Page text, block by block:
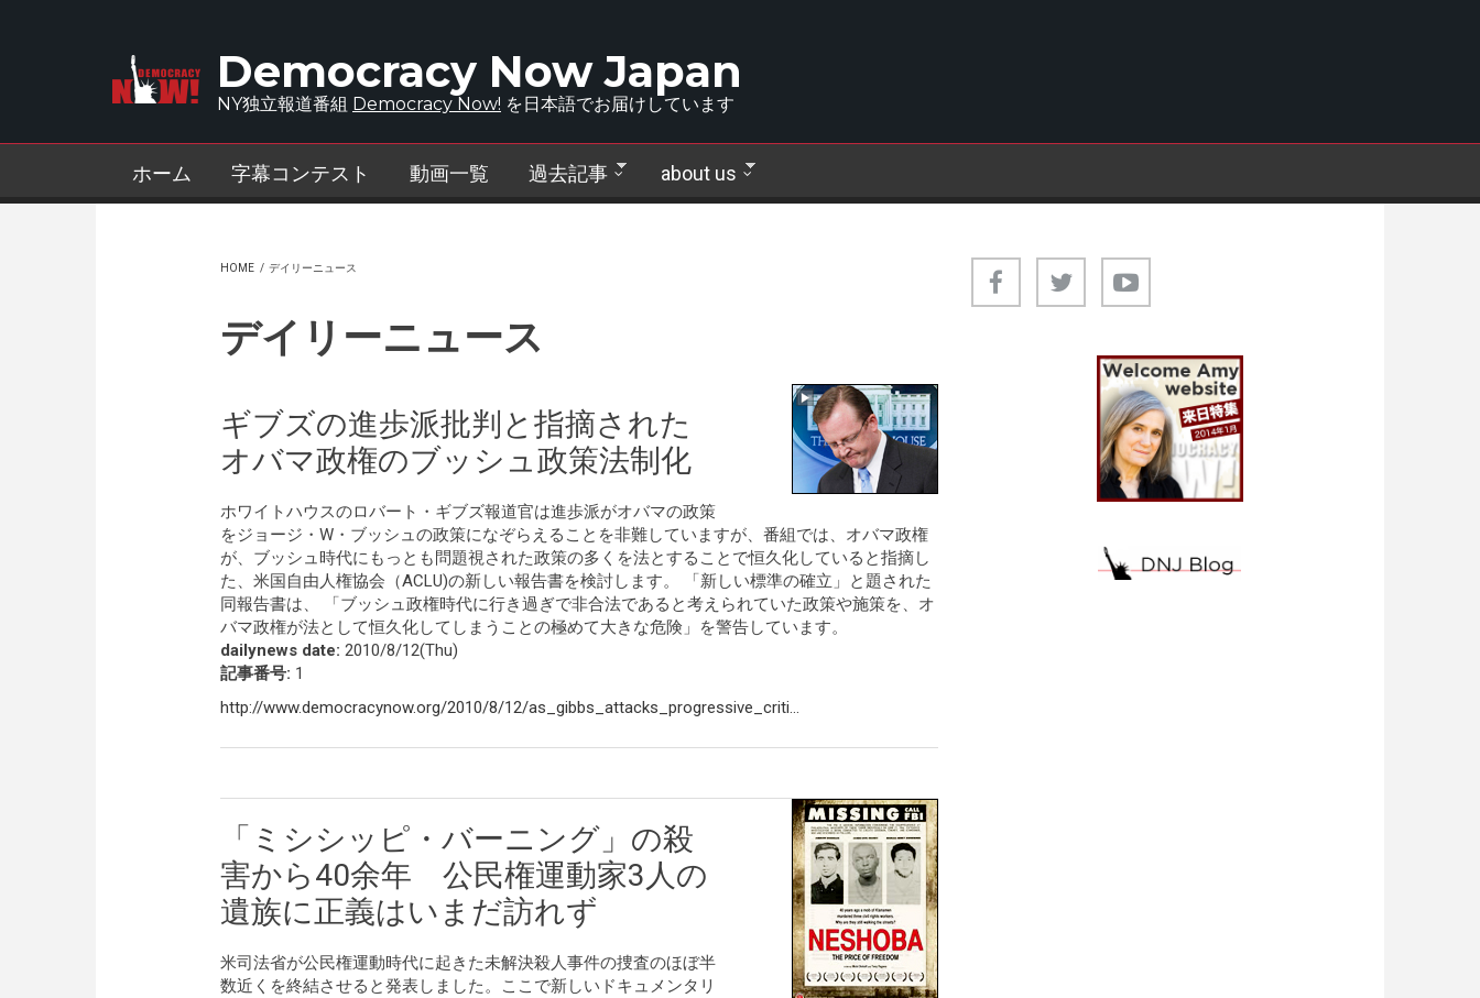
Democracy Now Japan
NY独立報道番組 Democracy Now! を日本語でお届けしています
ホーム 字幕コンテスト 動画一覧 過去記事 about us
HOME / デイリーニュース
デイリーニュース
ギブズの進歩派批判と指摘された
オバマ政権のブッシュ政策法制化
ホワイトハウスのロバート・ギブズ報道官は進歩派がオバマの政策
をジョージ・W・ブッシュの政策になぞらえることを非難していますが、番組では、オバマ政権
が、ブッシュ時代にもっとも問題視された政策の多くを法とすることで恒久化していると指摘し
た、米国自由人権協会（ACLU)の新しい報告書を検討します。 「新しい標準の確立」と題された
同報告書は、 「ブッシュ政権時代に行き過ぎで非合法であると考えられていた政策や施策を、オ
バマ政権が法として恒久化してしまうことの極めて大きな危険」を警告しています。
dailynews date: 2010/8/12(Thu)
記事番号: 1
http://www.democracynow.org/2010/8/12/as_gibbs_attacks_progressive_criti...
「ミシシッピ・バーニング」の殺
害から40余年 公民権運動家3人の
遺族に正義はいまだ訪れず
米司法省が公民権運動時代に起きた未解決殺人事件の捜査のほぼ半
数近くを終結させると発表しました。ここで新しいドキュメンタリ